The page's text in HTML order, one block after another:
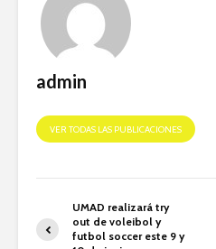
admin
VER TODAS LAS PUBLICACIONES
UMAD realizará try
out de voleibol y
futbol soccer este 9 y